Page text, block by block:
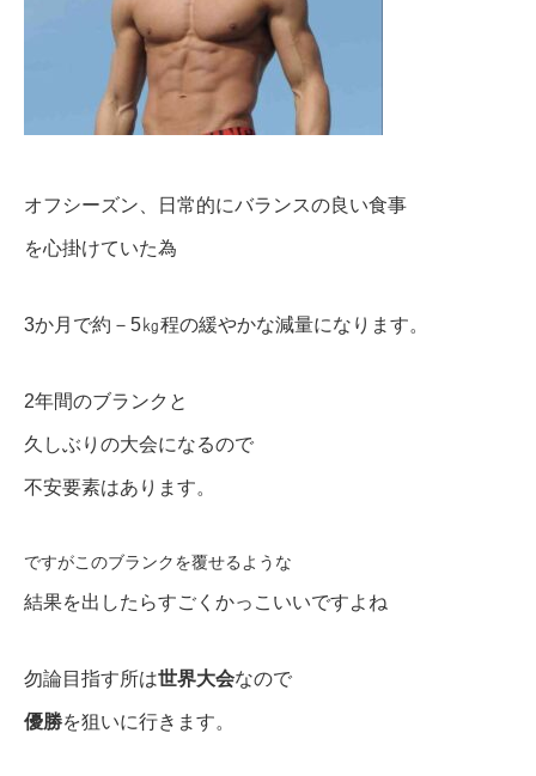
オフシーズン、日常的にバランスの良い食事
を心掛けていた為
3か月で約－5㎏程の緩やかな減量になります。
2年間のブランクと
久しぶりの大会になるので
不安要素はあります。
ですがこのブランクを覆せるような
結果を出したらすごくかっこいいですよね
勿論目指す所は世界大会なので
優勝を狙いに行きます。